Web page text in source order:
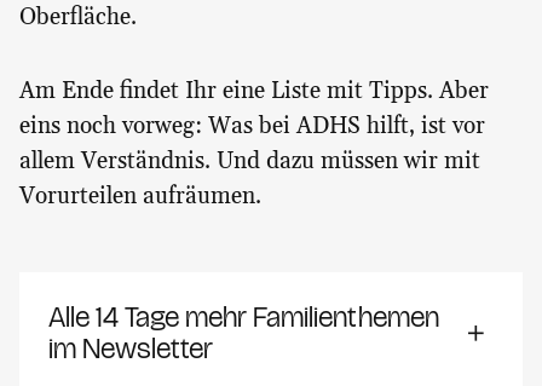
Oberfläche.
Am Ende findet Ihr eine Liste mit Tipps. Aber
eins noch vorweg: Was bei ADHS hilft, ist vor
allem Verständnis. Und dazu müssen wir mit
Vorurteilen aufräumen.
Alle 14 Tage mehr Familienthemen
im Newsletter